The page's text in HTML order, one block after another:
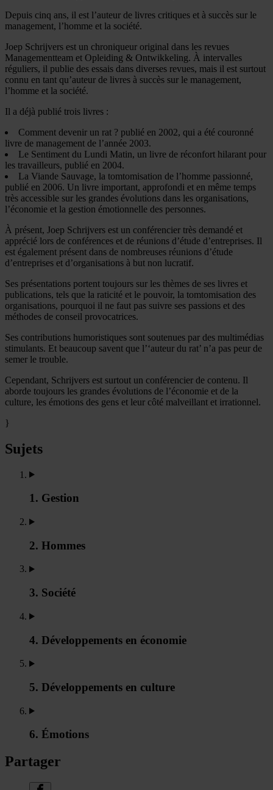
Depuis cinq ans, il est l’auteur de livres critiques et à succès sur le
management, l’homme et la société.
Joep Schrijvers est un chroniqueur original dans les revues
Managementteam et Opleiding & Ontwikkeling. À intervalles
réguliers, il publie des essais dans diverses revues, mais il est surtout
connu en tant qu’auteur de livres à succès sur le management,
l’homme et la société.
Il a déjà publié trois livres :
Comment devenir un rat ? publié en 2002, qui a été couronné
livre de management de l’année 2003.
Le Sentiment du Lundi Matin, un livre de réconfort hilarant pour
les travailleurs, publié en 2004.
La Viande Sauvage, la tomtomisation de l’homme passionné,
publié en 2006. Un livre important, approfondi et en même temps
très accessible sur les grandes évolutions dans les organisations,
l’économie et la gestion émotionnelle des personnes.
À présent, Joep Schrijvers est un conférencier très demandé et
apprécié lors de conférences et de réunions d’étude d’entreprises. Il
est également présent dans de nombreuses réunions d’étude
d’entreprises et d’organisations à but non lucratif.
Ses présentations portent toujours sur les thèmes de ses livres et
publications, tels que la raticité et le pouvoir, la tomtomisation des
organisations, pourquoi il ne faut pas suivre ses passions et des
méthodes de conseil provocatrices.
Ses contributions humoristiques sont soutenues par des multimédias
stimulants. Et beaucoup savent que l’‘auteur du rat’ n’a pas peur de
semer le trouble.
Cependant, Schrijvers est surtout un conférencier de contenu. Il
aborde toujours les grandes évolutions de l’économie et de la
culture, les émotions des gens et leur côté malveillant et irrationnel.
}
Sujets
1. Gestion
2. Hommes
3. Société
4. Développements en économie
5. Développements en culture
6. Émotions
Partager